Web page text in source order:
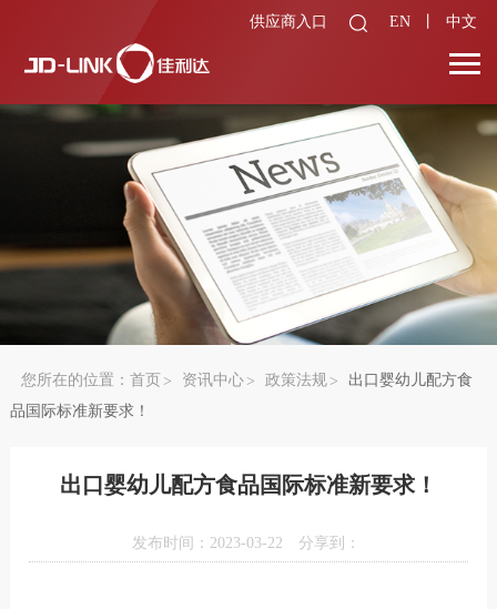
供应商入口 EN 中文
您所在的位置： 首页 资讯中心 政策法规
出口婴幼儿配方食
品国际标准新要求！
出口婴幼儿配方食品国际标准新要求！
发布时间：2023-03-22 分享到：